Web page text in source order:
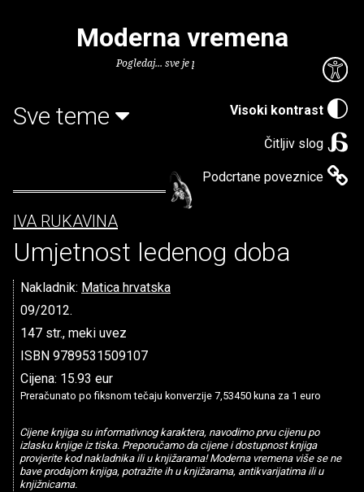
Visoki kontrast
Čitljiv slog
Podcrtane poveznice
Moderna vremena
Pogledaj... sve je puno knjiga.
Sve teme
IVA RUKAVINA
Umjetnost ledenog doba
Nakladnik: Matica hrvatska
09/2012.
147 str., meki uvez
ISBN 9789531509107
Cijena: 15.93 eur
Preračunato po fiksnom tečaju konverzije 7,53450 kuna za 1 euro
Cijene knjiga su informativnog karaktera, navodimo prvu cijenu po
izlasku knjige iz tiska. Preporučamo da cijene i dostupnost knjiga
provjerite kod nakladnika ili u knjižarama! Moderna vremena više se ne
bave prodajom knjiga, potražite ih u knjižarama, antikvarijatima ili u
knjižnicama.